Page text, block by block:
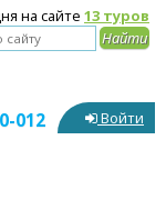
на сайте 13 туров
012 Войти